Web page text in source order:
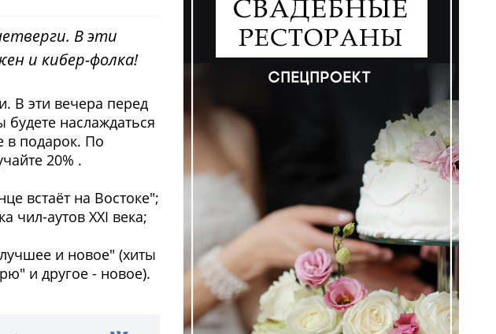
В эти
и кибер-фолка!
В эти вечера перед
наслаждаться
в подарок. По
20% .
встаёт на Востоке";
чил-аутов XXI века;
и новое" (хиты
и другое - новое).